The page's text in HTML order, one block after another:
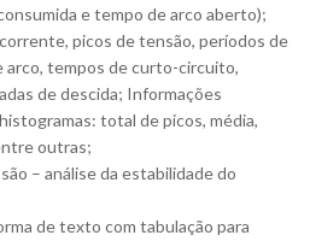
e tempo de arco aberto);
picos de tensão, períodos de
tempos de curto-circuito,
de descida; Informações
total de picos, média,
outras;
– análise da estabilidade do
de texto com tabulação para